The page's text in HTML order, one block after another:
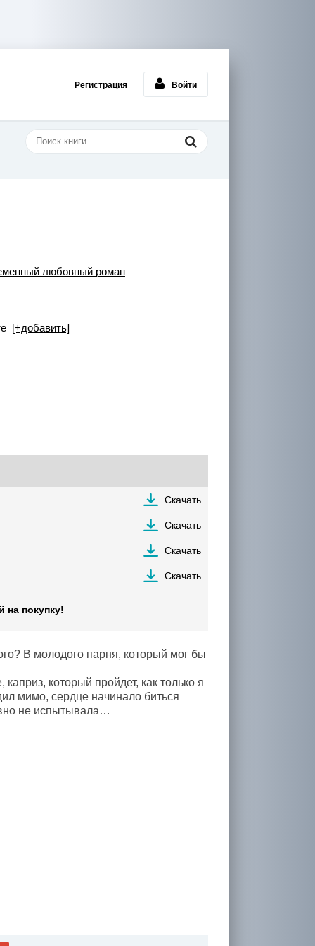
Регистрация Войти
любовный роман
[+добавить]
Скачать
Скачать
Скачать
Скачать
на покупку!
В молодого парня, который мог бы
который пройдет, как только я
мимо, сердце начинало биться
не испытывала…